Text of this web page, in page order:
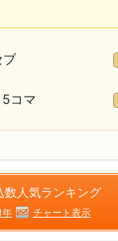
ブ
5コマ
数人気ランキング
年 チャート表示